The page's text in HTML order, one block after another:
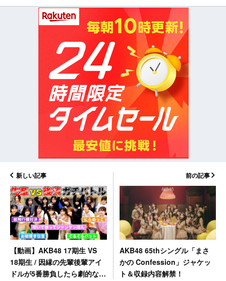
新しい記事
【動画】AKB48 17期生 VS
18期生 / 因縁の先輩後輩アイ
ドルが5番勝負したら劇的な結
前の記事
AKB48 65thシングル「まさ
かの Confession」ジャケッ
ト＆収録内容解禁！